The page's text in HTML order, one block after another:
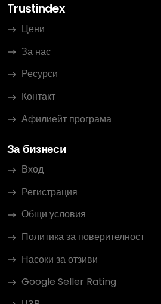
Trustindex
Цени
За нас
Ресурси
Контакт
Афилиейт програма
За бизнеси
Вход
Регистрация
Общи условия
Политика за поверителност
Насоки за отзиви
Google Seller Rating